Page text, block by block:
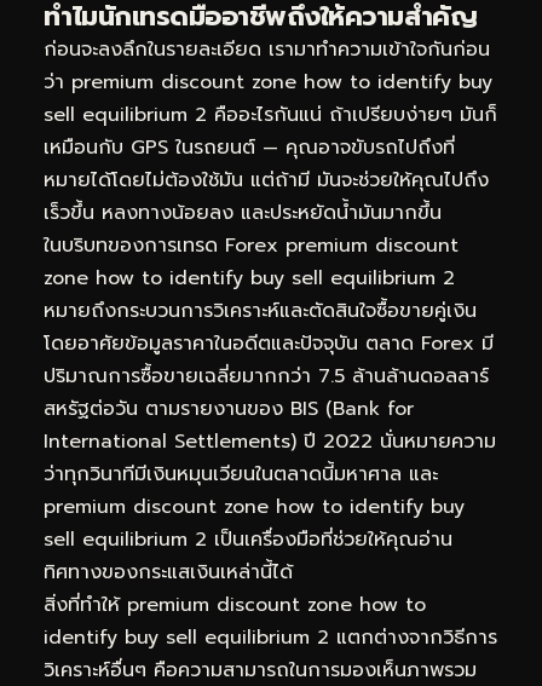
ทำไมนักเทรดมืออาชีพถึงให้ความสำคัญ
ก่อนจะลงลึกในรายละเอียด เรามาทำความเข้าใจกันก่อน
ว่า premium discount zone how to identify buy
sell equilibrium 2 คืออะไรกันแน่ ถ้าเปรียบง่ายๆ มันก็
เหมือนกับ GPS ในรถยนต์ — คุณอาจขับรถไปถึงที่
หมายได้โดยไม่ต้องใช้มัน แต่ถ้ามี มันจะช่วยให้คุณไปถึง
เร็วขึ้น หลงทางน้อยลง และประหยัดน้ำมันมากขึ้น
ในบริบทของการเทรด Forex premium discount
zone how to identify buy sell equilibrium 2
หมายถึงกระบวนการวิเคราะห์และตัดสินใจซื้อขายคู่เงิน
โดยอาศัยข้อมูลราคาในอดีตและปัจจุบัน ตลาด Forex มี
ปริมาณการซื้อขายเฉลี่ยมากกว่า 7.5 ล้านล้านดอลลาร์
สหรัฐต่อวัน ตามรายงานของ BIS (Bank for
International Settlements) ปี 2022 นั่นหมายความ
ว่าทุกวินาทีมีเงินหมุนเวียนในตลาดนี้มหาศาล และ
premium discount zone how to identify buy
sell equilibrium 2 เป็นเครื่องมือที่ช่วยให้คุณอ่าน
ทิศทางของกระแสเงินเหล่านี้ได้
สิ่งที่ทำให้ premium discount zone how to
identify buy sell equilibrium 2 แตกต่างจากวิธีการ
วิเคราะห์อื่นๆ คือความสามารถในการมองเห็นภาพรวม